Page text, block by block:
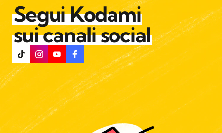
Segui Kodami
sui canali social